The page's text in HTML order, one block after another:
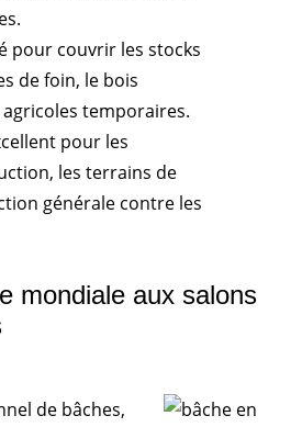
pour couvrir les stocks
de foin, le bois
temporaires.
pour les
les terrains de
générale contre les
mondiale aux salons
de bâches,